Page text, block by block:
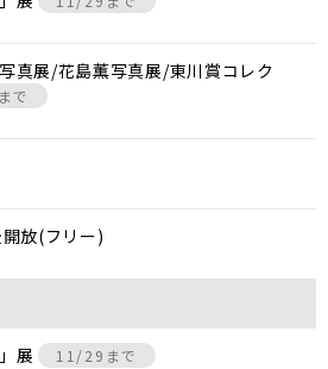
真展/花島薫写真展/東川賞コレク
で
放(フリー)
展 11/29まで